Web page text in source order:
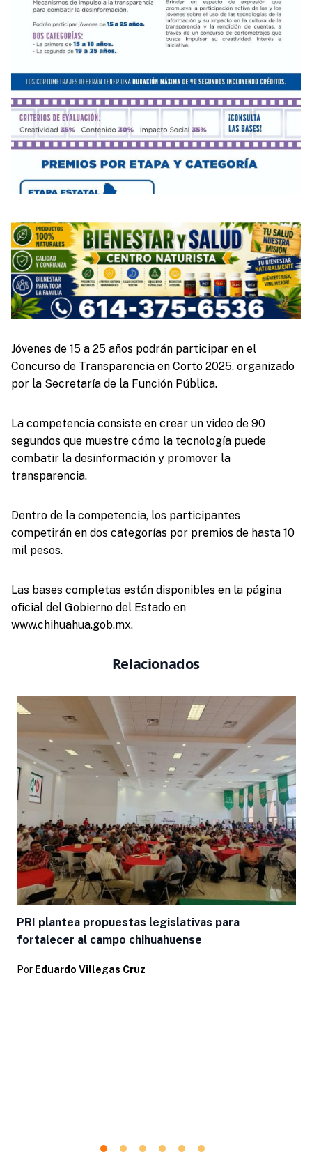
Jóvenes de 15 a 25 años podrán participar en el
Concurso de Transparencia en Corto 2025, organizado
por la Secretaría de la Función Pública.
La competencia consiste en crear un video de 90
segundos que muestre cómo la tecnología puede
combatir la desinformación y promover la
transparencia.
Dentro de la competencia, los participantes
competirán en dos categorías por premios de hasta 10
mil pesos.
Las bases completas están disponibles en la página
oficial del Gobierno del Estado en
www.chihuahua.gob.mx.
Relacionados
PRI plantea propuestas legislativas para
fortalecer al campo chihuahuense
Por Eduardo Villegas Cruz